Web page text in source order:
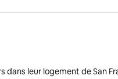
dans leur logement de San